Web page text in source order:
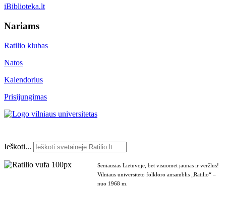
iBiblioteka.lt
Nariams
Ratilio klubas
Natos
Kalendorius
Prisijungimas
Ieškoti...
Seniausias Lietuvoje, bet visuomet jaunas ir veržlus!
Vilniaus universiteto folkloro ansamblis „Ratilio“ –
nuo 1968 m.